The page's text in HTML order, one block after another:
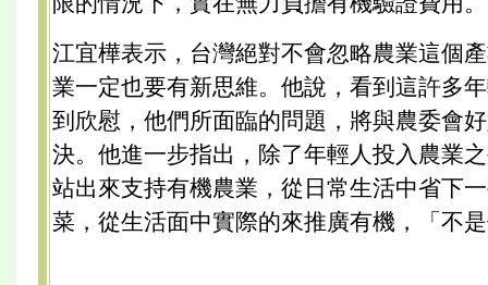
江宜樺表示，台灣絕對不會忽略農業這個
業一定也要有新思維。他說，看到這許多
到欣慰，他們所面臨的問題，將與農委會
決。他進一步指出，除了年輕人投入農業
站出來支持有機農業，從日常生活中省下
菜，從生活面中實際的來推廣有機，「不